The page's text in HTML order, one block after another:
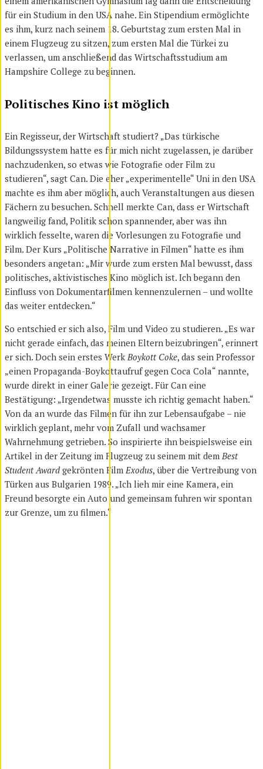
für ein Studium in den USA nahe. Ein Stipendium ermöglichte
es ihm, kurz nach seinem 18. Geburtstag zum ersten Mal in
einem Flugzeug zu sitzen, zum ersten Mal die Türkei zu
verlassen, um anschließend das Wirtschaftsstudium am
Hampshire College zu beginnen.
Politisches Kino ist möglich
Ein Regisseur, der Wirtschaft studiert? „Das türkische
Bildungssystem hatte es für mich nicht zugelassen, je darüber
nachzudenken, so etwas wie Fotografie oder Film zu
studieren“, sagt Can. Die eher „experimentelle“ Uni in den USA
machte es ihm aber möglich, auch Veranstaltungen aus diesen
Fächern zu besuchen. Schnell merkte Can, dass er Wirtschaft
langweilig fand, Politik schon spannender, aber was ihn
wirklich fesselte, waren die Vorlesungen zu Fotografie und
Film. Der Kurs „Politische Narrative in Filmen“ hatte es ihm
besonders angetan: „Mir wurde zum ersten Mal bewusst, dass
politisches, aktivistisches Kino möglich ist. Ich begann den
Einfluss von Dokumentarfilmen kennenzulernen – und wollte
das weiter entdecken.“
So entschied er sich also, Film und Video zu studieren. „Es war
nicht gerade einfach, das meinen Eltern beizubringen“, erinnert
er sich. Doch sein erstes WerkBoykott Coke, das sein Professor
„einen Propaganda-Boykottaufruf gegen Coca Cola“ nannte,
wurde direkt in einer Galerie gezeigt. Für Can eine
Bestätigung: „Irgendetwas musste ich richtig gemacht haben.“
Von da an wurde das Filmen für ihn zur Lebensaufgabe – nie
wirklich geplant, mehr vom Zufall und wachsamer
Wahrnehmung getrieben. So inspirierte ihn beispielsweise ein
Artikel in der Zeitung im Flugzeug zu seinem mit demBest
Student Award gekrönten FilmExodus, über die Vertreibung von
Türken aus Bulgarien 1989. „Ich lieh mir eine Kamera, ein
Freund besorgte ein Auto und gemeinsam fuhren wir spontan
zur Grenze, um zu filmen.“